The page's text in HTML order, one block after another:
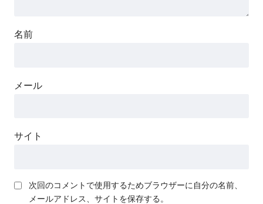
名前
メール
サイト
次回のコメントで使用するためブラウザーに自分の名前、
メールアドレス、サイトを保存する。